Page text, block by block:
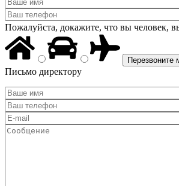
Пожалуйста, докажите, что вы человек,
Письмо директору